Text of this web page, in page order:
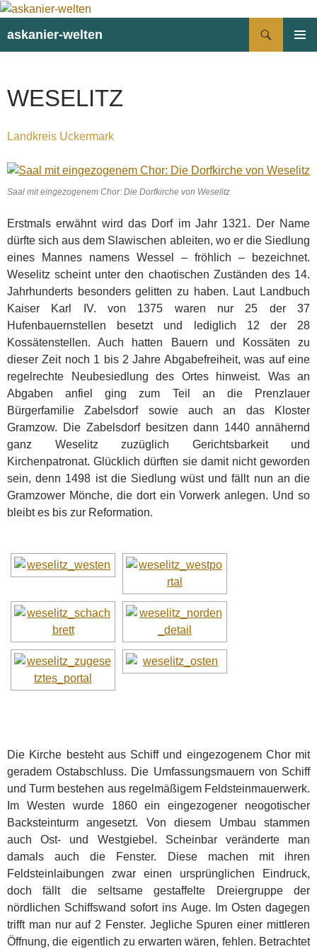
askanier-welten
WESELITZ
Landkreis Uckermark
Saal mit eingezogenem Chor: Die Dorfkirche von Weselitz
Erstmals erwähnt wird das Dorf im Jahr 1321. Der Name
dürfte sich aus dem Slawischen ableiten, wo er die Siedlung
eines Mannes namens Wessel – fröhlich – bezeichnet.
Weselitz scheint unter den chaotischen Zuständen des 14.
Jahrhunderts besonders gelitten zu haben. Laut Landbuch
Kaiser Karl IV. von 1375 waren nur 25 der 37
Hufenbauernstellen besetzt und lediglich 12 der 28
Kossätenstellen. Auch hatten Bauern und Kossäten zu
dieser Zeit noch 1 bis 2 Jahre Abgabefreiheit, was auf eine
regelrechte Neubesiedlung des Ortes hinweist. Was an
Abgaben anfiel ging zum Teil an die Prenzlauer
Bürgerfamilie Zabelsdorf sowie auch an das Kloster
Gramzow. Die Zabelsdorf besitzen dann 1440 annähernd
ganz Weselitz zuzüglich Gerichtsbarkeit und
Kirchenpatronat. Glücklich dürften sie damit nicht geworden
sein, denn 1498 ist die Siedlung wüst und fällt nun an die
Gramzower Mönche, die dort ein Vorwerk anlegen. Und so
bleibt es bis zur Reformation.
Die Kirche besteht aus Schiff und eingezogenem Chor mit
geradem Ostabschluss. Die Umfassungsmauern von Schiff
und Turm bestehen aus regelmäßigem Feldsteinmauerwerk.
Im Westen wurde 1860 ein eingezogener neogotischer
Backsteinturm angesetzt. Von diesem Umbau stammen
auch Ost- und Westgiebel. Scheinbar veränderte man
damals auch die Fenster. Diese machen mit ihren
Feldsteinlaibungen zwar einen ursprünglichen Eindruck,
doch fällt die seltsame gestaffelte Dreiergruppe der
nördlichen Schiffswand sofort ins Auge. Im Osten dagegen
trifft man nur auf 2 Fenster. Jegliche Spuren einer mittleren
Öffnung, die eigentlich zu erwarten wären, fehlen. Betrachtet